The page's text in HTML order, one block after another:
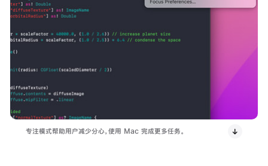
专注模式帮助用户减少分心，使用 Mac 完成更多任务。